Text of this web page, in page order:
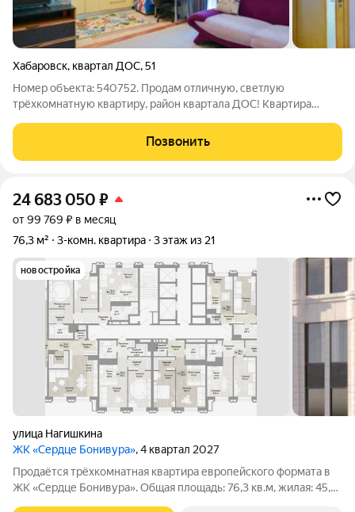
Хабаровск, квартал ДОС,51
Номер объекта: 540752. Продам отличную, светлую
трёхкомнатную квартиру, район квартала ДОС! Квартира
комфорт - эта квартира точно для Вас! Квартира солнечная,
расположена на комфортном 3-ем этаже
Позвонить
24 683 050 ₽
от 99 769 ₽ в месяц
76,3 м²
3-комн. квартира 3 этаж из 21
новостройка
улица Нагишкина
ЖК «Сердце Бонивура», 4 квартал 2027
Продаётся трёхкомнатная квартира европейского формата в
ЖК «Сердце Бонивура». Общая площадь: 76,3 кв.м, жилая: 45,6